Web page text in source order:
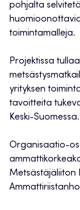
pohjalta
toimintamalleja.
Projektissa
yrityksen
tavoitteita
Keski-Suomessa.
Organisaatio-
Metsästäjäliiton